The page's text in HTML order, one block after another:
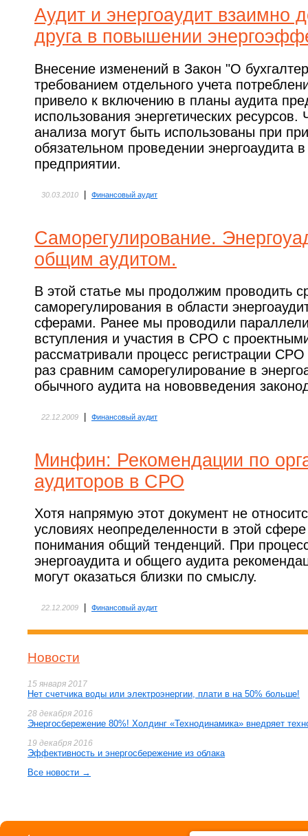
Аудит и энергоаудит взаимно
друга в повышении
Внесение изменений в Закон "О
требованием отдельного учета
привело к включению в планы аудита
использования энергетических ресурсов.
анализа могут быть использованы при
обязательном проведении энергоаудита
предприятии.
30.03.2010 Финансовый аудит
Саморегулирование.
общим аудитом.
В этой статье мы продолжим проводить
саморегулирования в области
сферами. Ранее мы проводили
вступления и участия в СРО с
рассматривали процесс регистрации СРО
раз сравним саморегулирование в
обычного аудита на нововведения
22.12.2009 Финансовый аудит
Минфин: Рекомендации по
аудиторов в СРО
Хотя напрямую этот документ не
условиях неопределенности в этой
понимания общий тенденций. При
энергоаудита и общего аудита
могут оказаться близки по смыслу.
22.12.2009 Финансовый аудит
Новости
15 января 2017
Нет счетчика воды или электроэнергии, плати в на 50% больше!
28 декабря 2016
Энергосбережение 80%! Холдинг «Технодинамика» внедряет
19 декабря 2016
Эффективность и энергосбережение из облака
Все новости →